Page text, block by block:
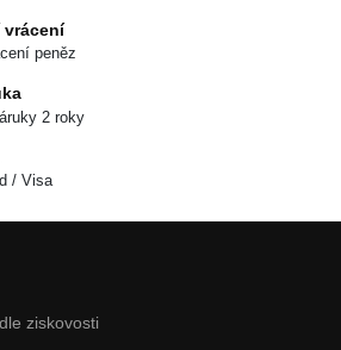
vrácení
peněz
2 roky
/ Visa
ziskovosti